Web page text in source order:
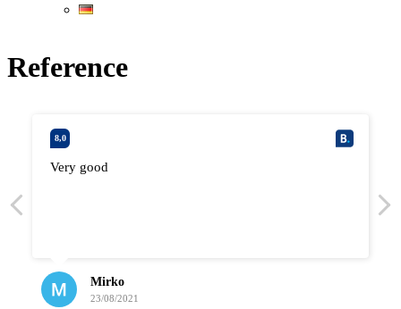
Reference
8,0
Very good
Mirko
23/08/2021